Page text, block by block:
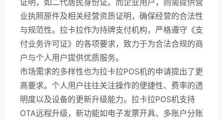
证明，如二代居民身份证。而企业用户，则需提供营
业执照原件及相关经营资质证明，确保经营的合法性
与规范性。拉卡拉作为持牌支付机构，严格遵守《支
付业务许可证》的各项要求，致力于为合法合规的商
户与个人用户提供优质服务。
市场需求的多样性也为拉卡拉POS机的申请提出了更
高要求。个人用户往往关注操作的便捷性、费率的透
明度以及设备的更新升级能力。拉卡拉POS机支持
OTA远程升级，新功能如电子发票开具、多账户分账